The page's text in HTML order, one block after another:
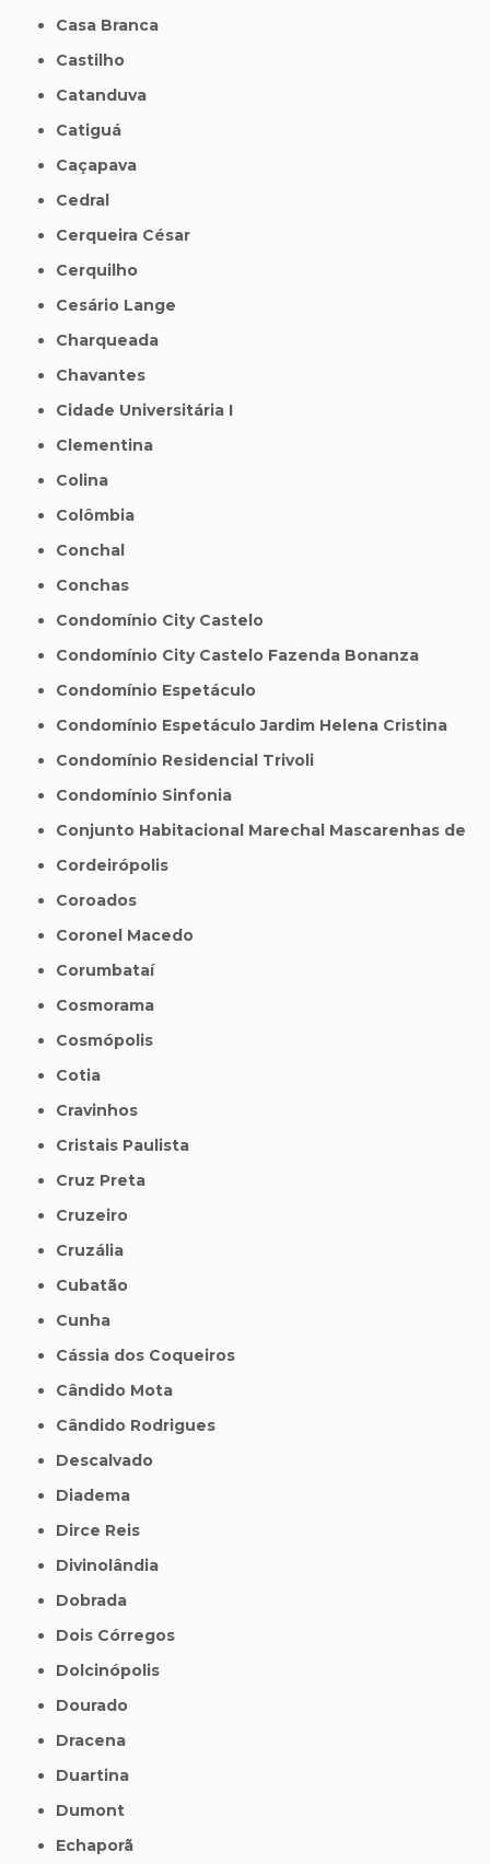
Casa Branca
Castilho
Catanduva
Catiguá
Caçapava
Cedral
Cerqueira César
Cerquilho
Cesário Lange
Charqueada
Chavantes
Cidade Universitária I
Clementina
Colina
Colômbia
Conchal
Conchas
Condomínio City Castelo
Condomínio City Castelo Fazenda Bonanza
Condomínio Espetáculo
Condomínio Espetáculo Jardim Helena Cristina
Condomínio Residencial Trivoli
Condomínio Sinfonia
Conjunto Habitacional Marechal Mascarenhas de
Cordeirópolis
Coroados
Coronel Macedo
Corumbataí
Cosmorama
Cosmópolis
Cotia
Cravinhos
Cristais Paulista
Cruz Preta
Cruzeiro
Cruzália
Cubatão
Cunha
Cássia dos Coqueiros
Cândido Mota
Cândido Rodrigues
Descalvado
Diadema
Dirce Reis
Divinolândia
Dobrada
Dois Córregos
Dolcinópolis
Dourado
Dracena
Duartina
Dumont
Echaporã